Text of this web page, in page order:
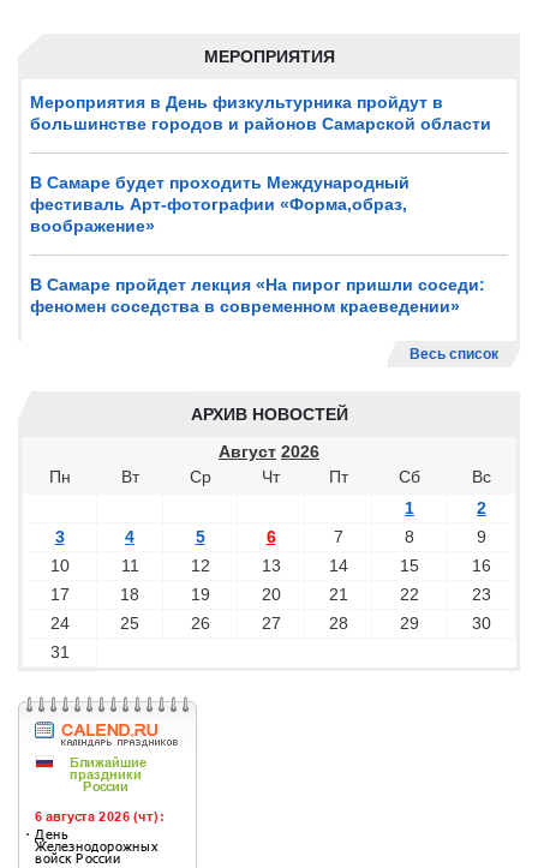
МЕРОПРИЯТИЯ
Мероприятия в День физкультурника пройдут в
большинстве городов и районов Самарской области
В Самаре будет проходить Международный
фестиваль Арт-фотографии «Форма,образ,
воображение»
В Самаре пройдет лекция «На пирог пришли соседи:
феномен соседства в современном краеведении»
Весь список
АРХИВ НОВОСТЕЙ
Август 2026
Пн
Вт Ср Чт Пт Сб
Вс
1
2
3
4 5 6 7 8
9
10
11 12 13 14 15
16
17
18 19 20 21 22
23
24
25 26 27 28 29
30
31